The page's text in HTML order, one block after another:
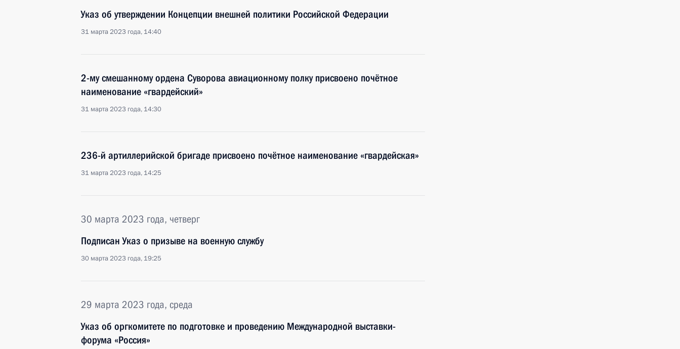
Указ об утверждении Концепции внешней политики Российской Федерации
31 марта 2023 года, 14:40
2-му смешанному ордена Суворова авиационному полку присвоено почётное
наименование «гвардейский»
31 марта 2023 года, 14:30
236-й артиллерийской бригаде присвоено почётное наименование «гвардейская»
31 марта 2023 года, 14:25
30 марта 2023 года, четверг
Подписан Указ о призыве на военную службу
30 марта 2023 года, 19:25
29 марта 2023 года, среда
Указ об оргкомитете по подготовке и проведению Международной выставки-
форума «Россия»